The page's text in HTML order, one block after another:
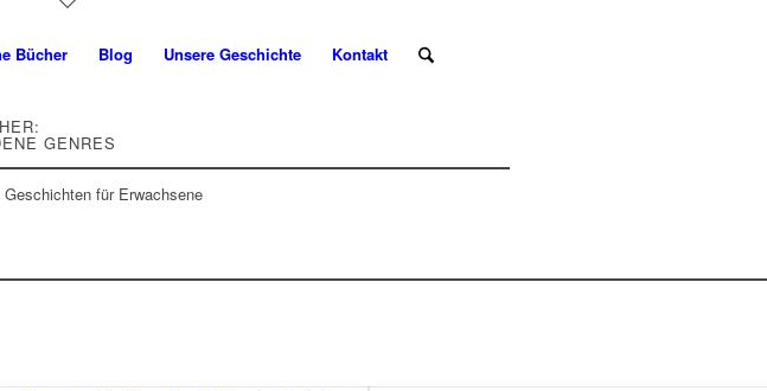
Bücher Blog Unsere Geschichte Kontakt
GENRES
für Erwachsene